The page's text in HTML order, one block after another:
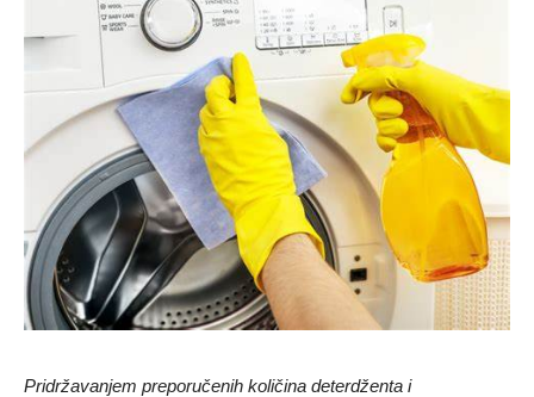
Pridržavanjem preporučenih količina deterdženta i